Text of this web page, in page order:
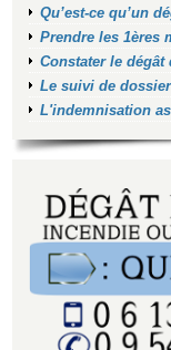
Qu’est-ce qu’un
Prendre les 1ères
Constater le dégât
Le suivi de
L'indemnisation